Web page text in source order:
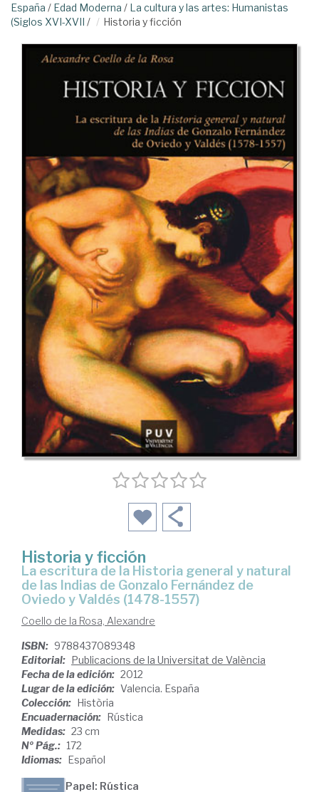
España / Edad Moderna / La cultura y las artes: Humanistas
(Siglos XVI-XVII / Historia y ficción
Historia y ficción
la escritura de la Historia general y natural
de las Indias de Gonzalo Fernández de
Oviedo y Valdés (1478-1557)
Coello de la Rosa, Alexandre
ISBN: 9788437089348
Editorial: Publicacions de la Universitat de València
Fecha de la edición: 2012
Lugar de la edición: Valencia. España
Colección: Història
Encuadernación: Rústica
Medidas: 23 cm
Nº Pág.: 172
Idiomas: Español
Papel: Rústica